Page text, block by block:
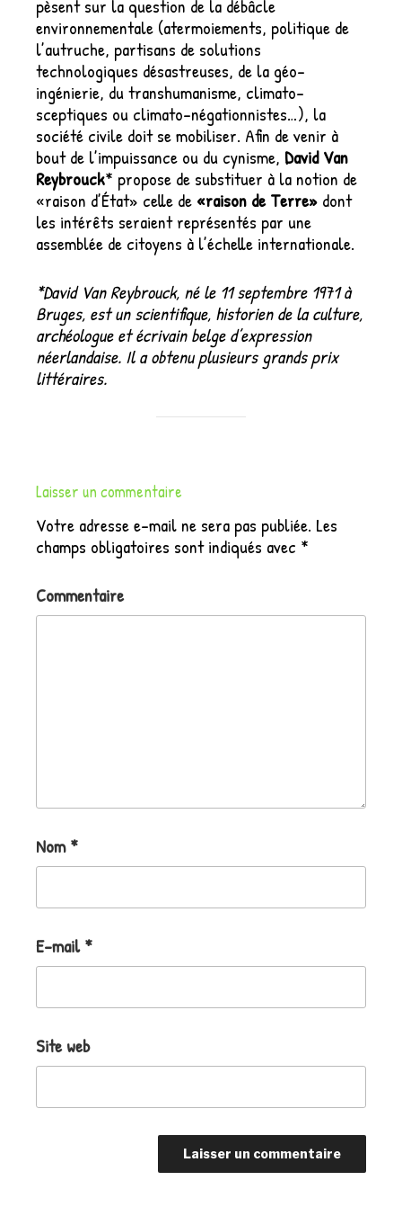
pèsent sur la question de la débâcle
environnementale (atermoiements, politique de
l’autruche, partisans de solutions
technologiques désastreuses, de la géo-
ingénierie, du transhumanisme, climato-
sceptiques ou climato-négationnistes…), la
société civile doit se mobiliser. Afin de venir à
bout de l’impuissance ou du cynisme, David Van
Reybrouck* propose de substituer à la notion de
«raison d’État» celle de «raison de Terre» dont
les intérêts seraient représentés par une
assemblée de citoyens à l’échelle internationale.
*David Van Reybrouck, né le 11 septembre 1971 à
Bruges, est un scientifique, historien de la culture,
archéologue et écrivain belge d’expression
néerlandaise. Il a obtenu plusieurs grands prix
littéraires.
Laisser un commentaire
Votre adresse e-mail ne sera pas publiée. Les
champs obligatoires sont indiqués avec *
Commentaire
Nom*
E-mail*
Site web